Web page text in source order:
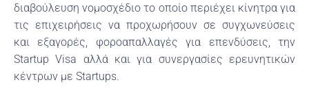
διαβούλευση νομοσχέδιο το οποίο περιέχει κίνητρα για
τις επιχειρήσεις να προχωρήσουν σε συγχωνεύσεις
και εξαγορές, φοροαπαλλαγές για επενδύσεις, την
Startup Visa αλλά και για συνεργασίες ερευνητικών
κέντρων με Startups.